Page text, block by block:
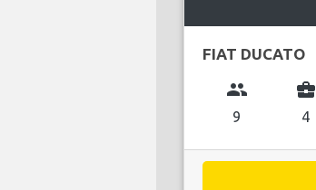
FIAT DUCATO
group
9
business_center
4